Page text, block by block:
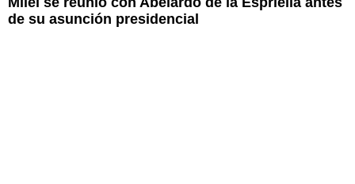
de su asunción presidencial